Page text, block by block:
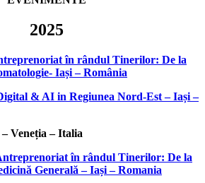
2025
în rândul Tinerilor: De la
Iași – România
& AI in Regiunea Nord-Est – Iași –
Veneția – Italia
în rândul Tinerilor: De la
Generală – Iași – Romania